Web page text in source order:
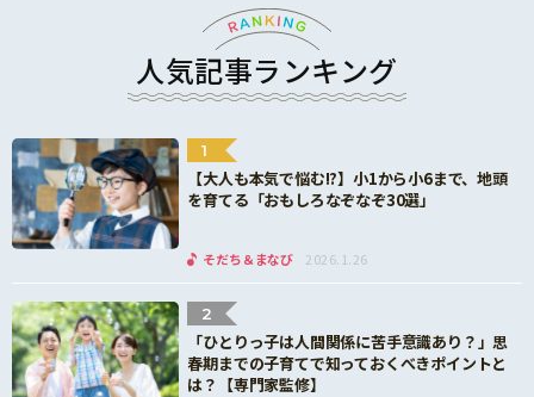
人気記事ランキング
1
【大人も本気で悩む!?】小1から小6まで、地頭
を育てる「おもしろなぞなぞ30選」
そだち＆まなび 2026.1.26
2
「ひとりっ子は人間関係に苦手意識あり？」思
春期までの子育てで知っておくべきポイントと
は？【専門家監修】